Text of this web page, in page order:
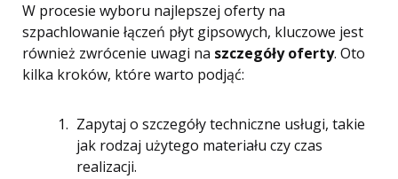
W procesie wyboru najlepszej oferty na
szpachlowanie łączeń płyt gipsowych, kluczowe jest
również zwrócenie uwagi na szczegóły oferty. Oto
kilka kroków, które warto podjąć:
Zapytaj o szczegóły techniczne usługi, takie
jak rodzaj użytego materiału czy czas
realizacji.